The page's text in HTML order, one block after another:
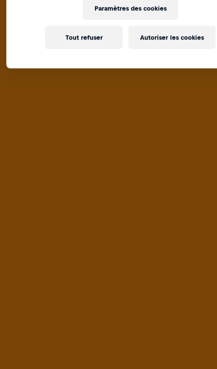
Paramètres des cookies
Tout refuser Autoriser les cookies